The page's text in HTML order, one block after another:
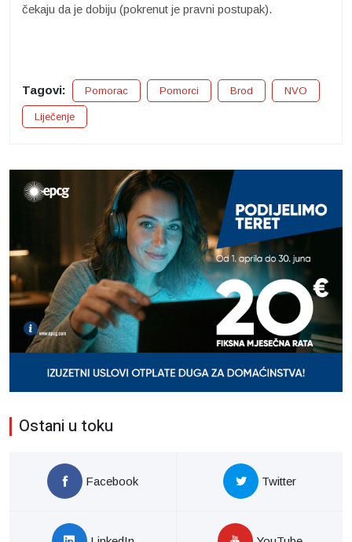
čekaju da je dobiju (pokrenut je pravni postupak).
Tagovi: Pomorac Pomorci Brod NVO
Liječenje
Ostani u toku
Facebook Twitter